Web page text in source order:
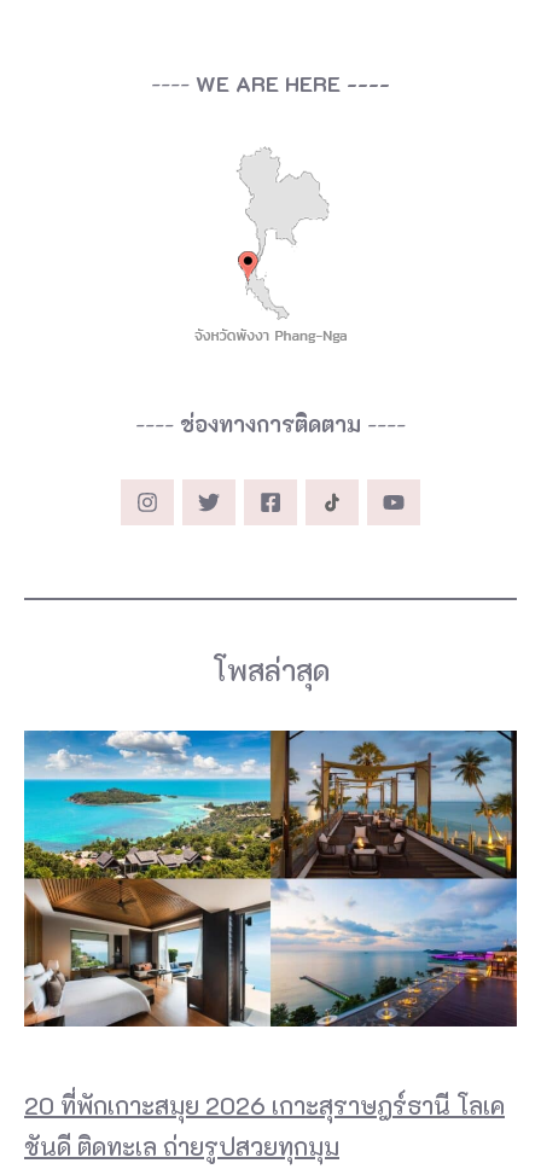
---- WE ARE HERE ----
---- ช่องทางการติดตาม ----
โพสล่าสุด
20 ที่พักเกาะสมุย 2026 เกาะสุราษฎร์ธานี โลเค
ชันดี ติดทะเล ถ่ายรูปสวยทุกมุม